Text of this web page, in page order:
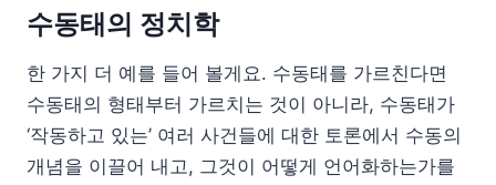
수동태의 정치학
한 가지 더 예를 들어 볼게요. 수동태를 가르친다면
수동태의 형태부터 가르치는 것이 아니라, 수동태가
‘작동하고 있는’ 여러 사건들에 대한 토론에서 수동의
개념을 이끌어 내고, 그것이 어떻게 언어화하는가를